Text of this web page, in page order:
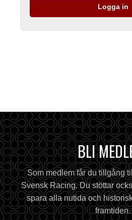
Logga in
BLI
Som medlem får du tillgång
Svensk Racing. Du stöttar
spara alla nutida och
framtiden.